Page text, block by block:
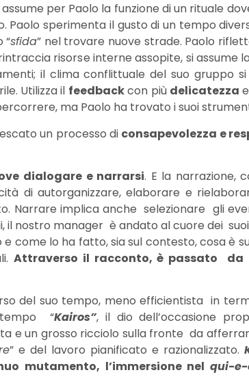
per Paolo la funzione di un rituale
sperimenta il gusto di un tempo
“sfida” nel trovare nuove strade. Paolo
risorse interne assopite, si assume
il clima conflittuale del suo gruppo
Utilizza il feedbackcon più delicatezza e
ma Paolo ha trovato i suoi
un processo di consapevolezza e
dialogare e narrarsi. E la narrazione,
di autorganizzare, elaborare e
Narrare implica anche selezionare gli
il nostro manager è andato al cuore dei
come lo ha fatto, sia sul contesto, cosa è
Attraverso il racconto, è passato
del suo tempo, meno efficientista in
“Kairos”, il dio dell’occasione
e un grosso ricciolo sulla fronte da
” e del lavoro pianificato e razionalizzato.
mutamento, l’immersione nelqui-